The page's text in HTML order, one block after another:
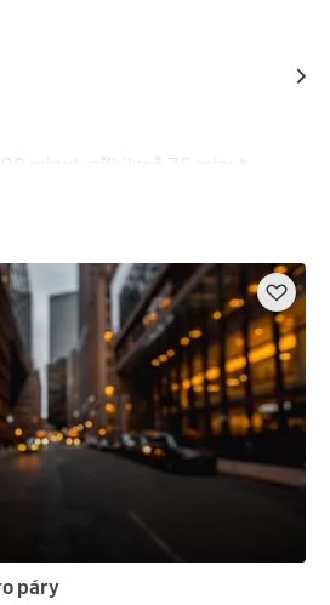
minut, přiblizně 75 minut
známá svými
účinky. Během
tělu s cílem uvolnit napětí a
i mysli.
společně dáme šálek čaje a
aktuální rozpoložení a
přizpůsobit právě vám.
uvolňuje ztuhlé svaly,
páry